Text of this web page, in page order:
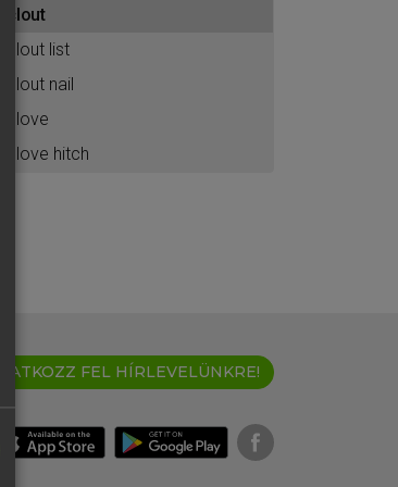
clout
clout list
clout nail
clove
clove hitch
IRATKOZZ FEL HÍRLEVELÜNKRE!